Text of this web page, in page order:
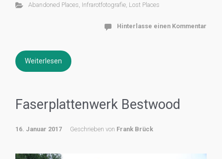
Abandoned Places, Infrarotfotografie, Lost Places
Hinterlasse einen Kommentar
Weiterlesen
Faserplattenwerk Bestwood
16. Januar 2017 Geschrieben von Frank Brück